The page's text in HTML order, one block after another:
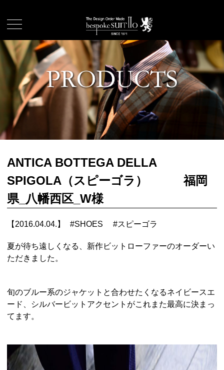
ANTICA BOTTEGA DELLA
SPIGOLA（スピーゴラ） 福岡
県_八幡西区_W様
【2016.04.04.】 #SHOES #スピーゴラ
夏が待ち遠しくなる、新作ビットローファーのオーダーい
ただきました。
旬のブルー系のジャケットと合わせたくなるネイビースエ
ード、シルバービットアクセントがこれまた最高に決まっ
てます。